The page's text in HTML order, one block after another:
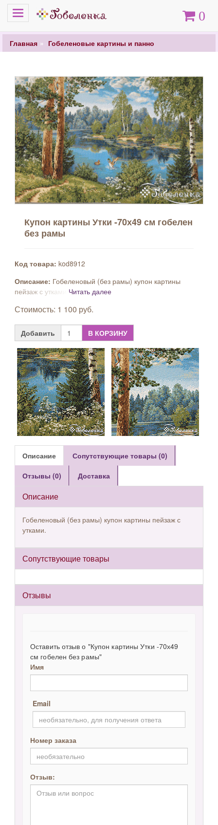
Меню Корзина
0
Главная Гобеленовые картины и панно
Купон картины Утки -70х49 см гобелен
без рамы
Код товара: kod8912
Описание: Гобеленовый (без рамы) купон картины
пейзаж с утками. Читать далее
Стоимость: 1 100 руб.
Добавить В КОРЗИНУ
Описание Сопутствующие товары (0)
Отзывы (0) Доставка
Описание
Гобеленовый (без рамы) купон картины пейзаж с
утками.
Сопутствующие товары
Отзывы
Оставить отзыв о "Купон картины Утки -70х49
см гобелен без рамы"
Имя
Email
Номер заказа
Отзыв: